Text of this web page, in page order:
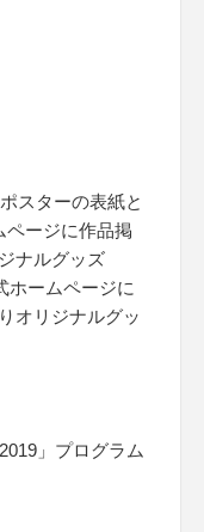
スターの表紙と
ページに作品掲
ナルグッズ
ームページに
オリジナルグッ
」プログラム